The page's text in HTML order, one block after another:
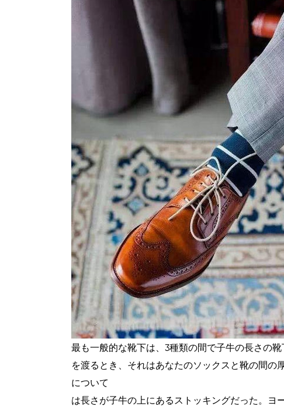
最も一般的な靴下は、3種類の間で子牛の長さの
を渡るとき、それはあなたのソックスと靴の間の
について
は長さが子牛の上にあるストッキングだった。ヨ